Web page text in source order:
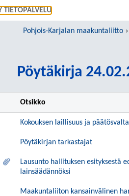
TIETOPALVELU
Pohjois-Karjalan maakuntaliitto
Pöytäkirja
Otsikko
Kokouksen laillisuus ja
Pöytäkirjan tarkastajat
Lausunto hallituksen esityksestä
lainsäädännöksi
Maakuntaliiton kansainvälinen